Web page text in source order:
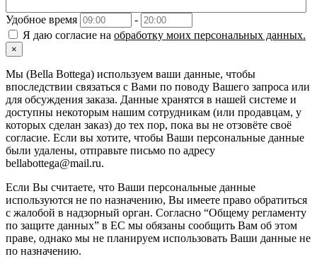
Удобное время
-
Я даю согласие на обработку моих персональных данных.
×
Мы (Bella Bottega) используем ваши данные, чтобы
впоследствии связаться с Вами по поводу Вашего запроса или
для обсуждения заказа. Данные хранятся в нашей системе и
доступны некоторым нашим сотрудникам (или продавцам, у
которых сделан заказ) до тех пор, пока вы не отзовёте своё
согласие. Если вы хотите, чтобы Ваши персональные данные
были удалены, отправьте письмо по адресу
bellabottega@mail.ru.
Если Вы считаете, что Ваши персональные данные
используются не по назначению, Вы имеете право обратиться
с жалобой в надзорный орган. Согласно “Общему регламенту
по защите данных” в ЕС мы обязаны сообщить Вам об этом
праве, однако мы не планируем использовать Ваши данные не
по назначению.